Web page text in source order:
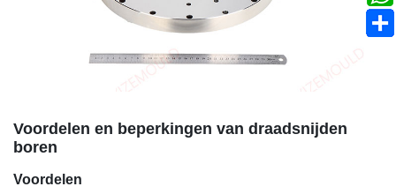
Voordelen en beperkingen van draadsnijden
boren
Voordelen